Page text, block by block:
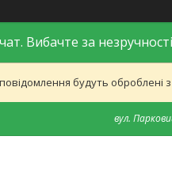
Вибачте за незручності
будуть оброблені
вул.